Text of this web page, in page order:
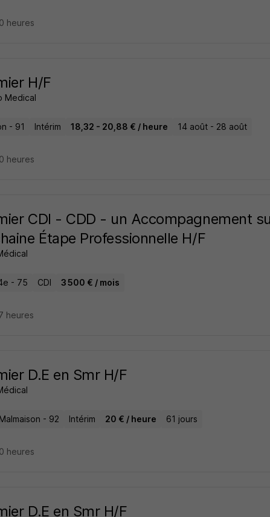
heures
H/F
Medical
- 91 Intérim 18,32 - 20,88 € / heure 14 août - 28 août
heures
CDI - CDD - un Accompagnement
Étape Professionnelle H/F
- 75 CDI 3 500 € / mois
heures
D.E en Smr H/F
- 92 Intérim 20 € / heure 61 jours
heures
D.E en Smr H/F